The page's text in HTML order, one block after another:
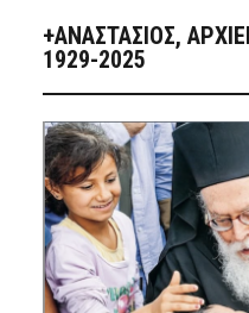
+ΑΝΑΣΤΆΣΙΟΣ,
1929-2025